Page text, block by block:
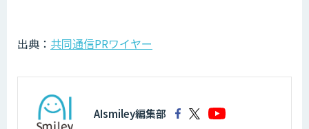
出典： 共同通信PRワイヤー
AIsmiley編集部